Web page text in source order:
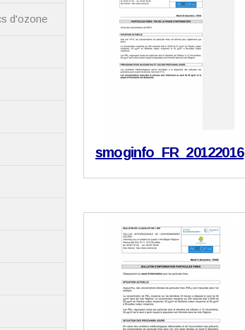
smoginfo_FR_20122016
d'ozone